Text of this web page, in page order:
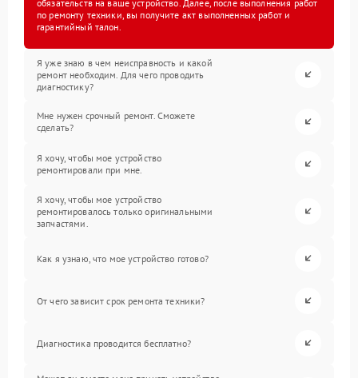
обязательств на ваше устройство. Далее, после выполнения работ
по ремонту техники, вы получите акт выполненных работ и
гарантийный талон.
Я уже знаю в чем неисправность и какой
ремонт необходим. Для чего проводить
диагностику?
Мне нужен срочный ремонт. Сможете
сделать?
Я хочу, чтобы мое устройство
ремонтировали при мне.
Я хочу, чтобы мое устройство
ремонтировалось только оригинальными
запчастями.
Как я узнаю, что мое устройство готово?
От чего зависит срок ремонта техники?
Диагностика проводится бесплатно?